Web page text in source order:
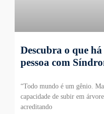
Descubra o que
pessoa com
“Todo mundo é um gênio.
capacidade de subir em
acreditando